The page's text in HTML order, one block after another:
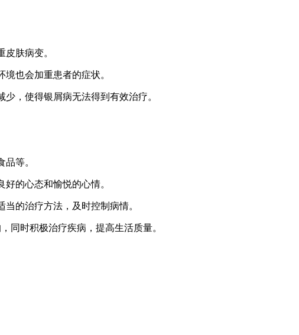
肤病变。
也会加重患者的症状。
，使得银屑病无法得到有效治疗。
等。
的心态和愉悦的心情。
的治疗方法，及时控制病情。
同时积极治疗疾病，提高生活质量。